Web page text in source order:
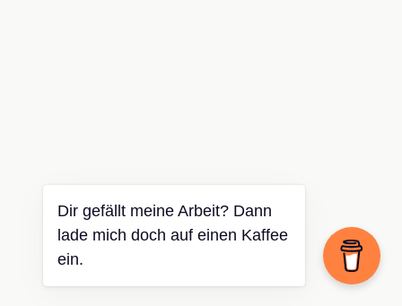
Dir gefällt meine Arbeit? Dann
lade mich doch auf einen Kaffee
ein.